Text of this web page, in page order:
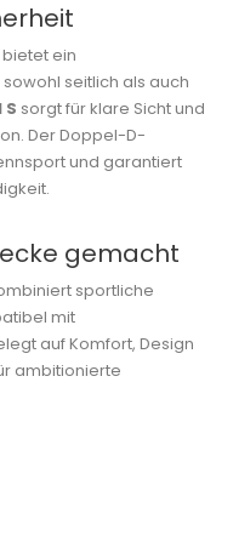
bietet ein
seitlich als auch
sorgt für klare Sicht und
Der Doppel-D-
und garantiert
gemacht
sportliche
mit
auf Komfort, Design
ambitionierte